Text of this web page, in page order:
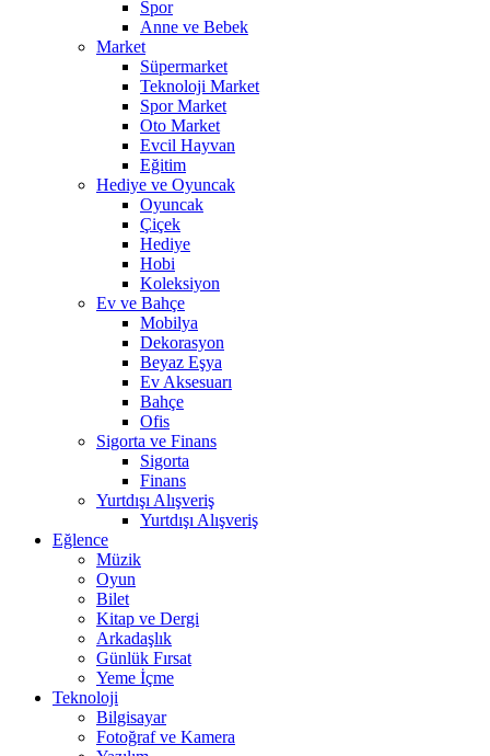
Spor
Anne ve Bebek
Market
Süpermarket
Teknoloji Market
Spor Market
Oto Market
Evcil Hayvan
Eğitim
Hediye ve Oyuncak
Oyuncak
Çiçek
Hediye
Hobi
Koleksiyon
Ev ve Bahçe
Mobilya
Dekorasyon
Beyaz Eşya
Ev Aksesuarı
Bahçe
Ofis
Sigorta ve Finans
Sigorta
Finans
Yurtdışı Alışveriş
Yurtdışı Alışveriş
Eğlence
Müzik
Oyun
Bilet
Kitap ve Dergi
Arkadaşlık
Günlük Fırsat
Yeme İçme
Teknoloji
Bilgisayar
Fotoğraf ve Kamera